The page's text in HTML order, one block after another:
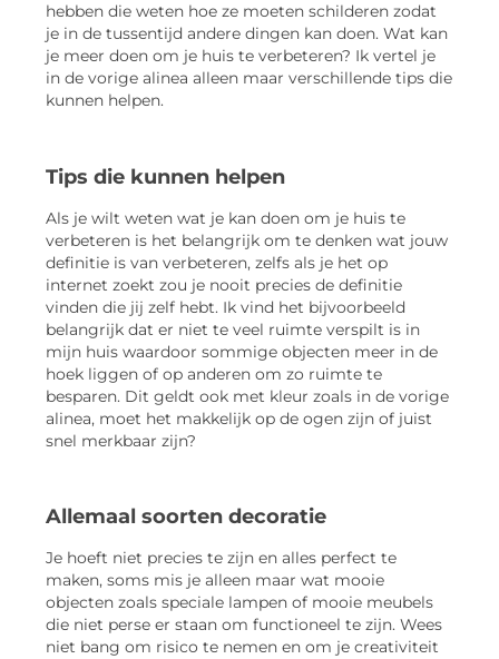
hebben die weten hoe ze moeten schilderen zodat
je in de tussentijd andere dingen kan doen. Wat kan
je meer doen om je huis te verbeteren? Ik vertel je
in de vorige alinea alleen maar verschillende tips die
kunnen helpen.
Tips die kunnen helpen
Als je wilt weten wat je kan doen om je huis te
verbeteren is het belangrijk om te denken wat jouw
definitie is van verbeteren, zelfs als je het op
internet zoekt zou je nooit precies de definitie
vinden die jij zelf hebt. Ik vind het bijvoorbeeld
belangrijk dat er niet te veel ruimte verspilt is in
mijn huis waardoor sommige objecten meer in de
hoek liggen of op anderen om zo ruimte te
besparen. Dit geldt ook met kleur zoals in de vorige
alinea, moet het makkelijk op de ogen zijn of juist
snel merkbaar zijn?
Allemaal soorten decoratie
Je hoeft niet precies te zijn en alles perfect te
maken, soms mis je alleen maar wat mooie
objecten zoals speciale lampen of mooie meubels
die niet perse er staan om functioneel te zijn. Wees
niet bang om risico te nemen en om je creativiteit